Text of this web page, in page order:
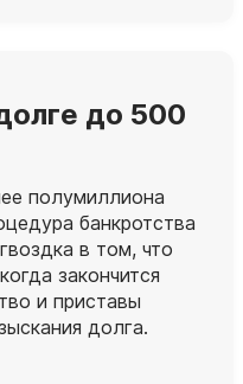
до 500
полумиллиона
банкротства
в том, что
закончится
и приставы
долга.